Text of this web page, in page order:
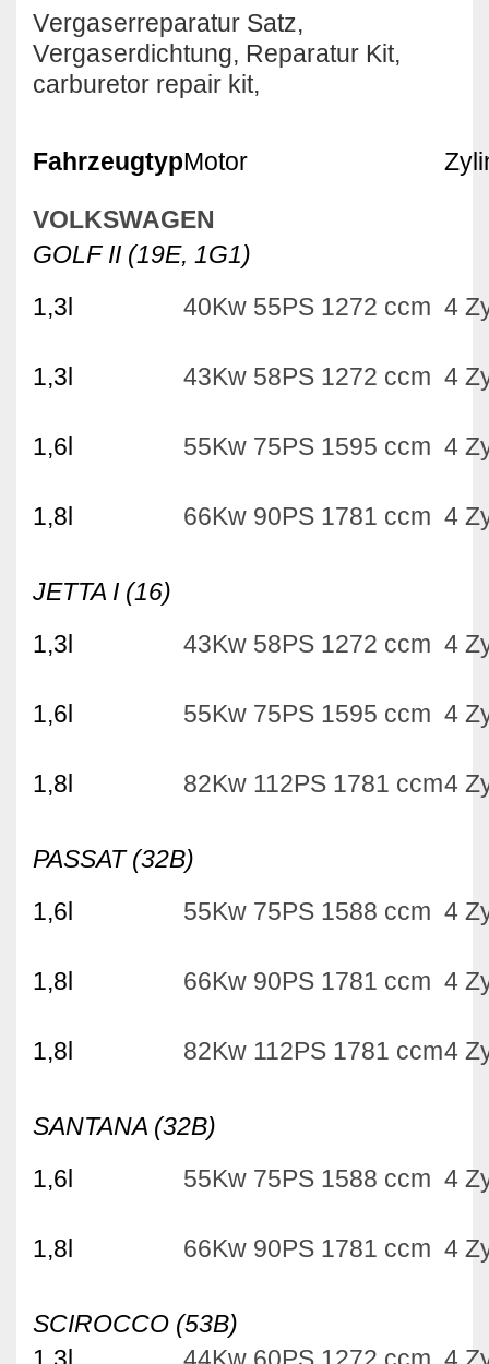
Vergaserreparatur Satz,
Vergaserdichtung, Reparatur Kit,
carburetor repair kit,
FahrzeugtypMotor
VOLKSWAGEN
GOLF II (19E, 1G1)
1,3l
40Kw 55PS 1272 ccm 4
1,3l 43Kw 58PS 1272 ccm 4
1,6l 55Kw 75PS 1595 ccm 4
1,8l 66Kw 90PS 1781 ccm 4
JETTA I (16)
1,3l
43Kw 58PS 1272 ccm 4
1,6l 55Kw 75PS 1595 ccm 4
1,8l 82Kw 112PS 1781 ccm4
PASSAT (32B)
1,6l
55Kw 75PS 1588 ccm 4
1,8l 66Kw 90PS 1781 ccm 4
1,8l 82Kw 112PS 1781 ccm4
SANTANA (32B)
1,6l
55Kw 75PS 1588 ccm 4
1,8l 66Kw 90PS 1781 ccm 4
SCIROCCO (53B)